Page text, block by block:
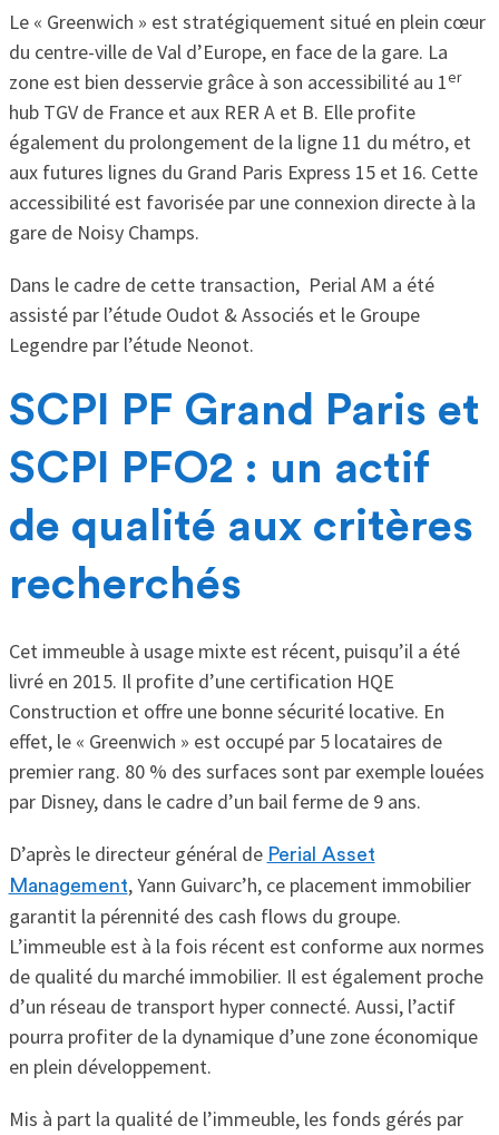
Le « Greenwich » est stratégiquement situé en plein cœur
du centre-ville de Val d’Europe, en face de la gare. La
zone est bien desservie grâce à son accessibilité au 1er
hub TGV de France et aux RER A et B. Elle profite
également du prolongement de la ligne 11 du métro, et
aux futures lignes du Grand Paris Express 15 et 16. Cette
accessibilité est favorisée par une connexion directe à la
gare de Noisy Champs.
Dans le cadre de cette transaction, Perial AM a été
assisté par l’étude Oudot & Associés et le Groupe
Legendre par l’étude Neonot.
SCPI PF Grand Paris et
SCPI PFO2 : un actif
de qualité aux critères
recherchés
Cet immeuble à usage mixte est récent, puisqu’il a été
livré en 2015. Il profite d’une certification HQE
Construction et offre une bonne sécurité locative. En
effet, le « Greenwich » est occupé par 5 locataires de
premier rang. 80 % des surfaces sont par exemple louées
par Disney, dans le cadre d’un bail ferme de 9 ans.
D’après le directeur général de Perial Asset
Management, Yann Guivarc’h, ce placement immobilier
garantit la pérennité des cash flows du groupe.
L’immeuble est à la fois récent est conforme aux normes
de qualité du marché immobilier. Il est également proche
d’un réseau de transport hyper connecté. Aussi, l’actif
pourra profiter de la dynamique d’une zone économique
en plein développement.
Mis à part la qualité de l’immeuble, les fonds gérés par